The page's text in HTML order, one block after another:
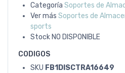
Categoría Soportes de
Ver más Soportes de
sports
Stock NO DISPONIBLE
CODIGOS
SKU FB1DISCTRA16649